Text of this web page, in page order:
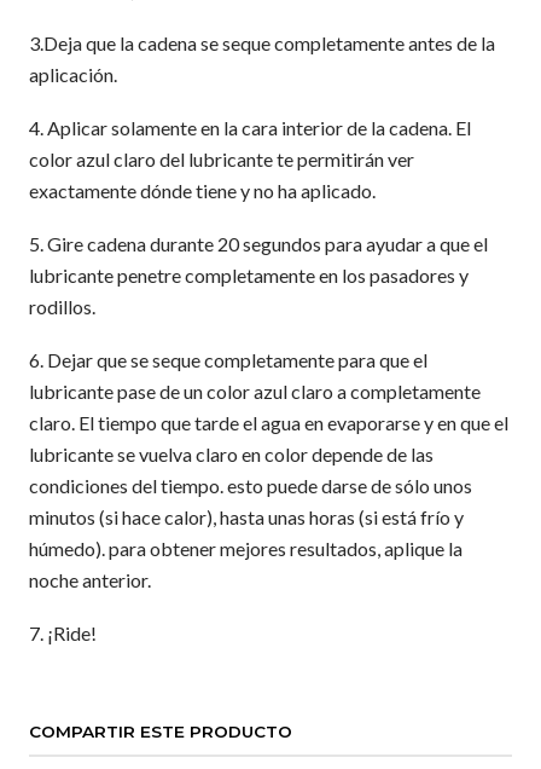
3.Deja que la cadena se seque completamente antes de la
aplicación.
4. Aplicar solamente en la cara interior de la cadena. El
color azul claro del lubricante te permitirán ver
exactamente dónde tiene y no ha aplicado.
5. Gire cadena durante 20 segundos para ayudar a que el
lubricante penetre completamente en los pasadores y
rodillos.
6. Dejar que se seque completamente para que el
lubricante pase de un color azul claro a completamente
claro. El tiempo que tarde el agua en evaporarse y en que el
lubricante se vuelva claro en color depende de las
condiciones del tiempo. esto puede darse de sólo unos
minutos (si hace calor), hasta unas horas (si está frío y
húmedo). para obtener mejores resultados, aplique la
noche anterior.
7. ¡Ride!
COMPARTIR ESTE PRODUCTO